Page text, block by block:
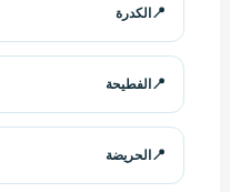
الكدرة
الفطيحة
الحريضة